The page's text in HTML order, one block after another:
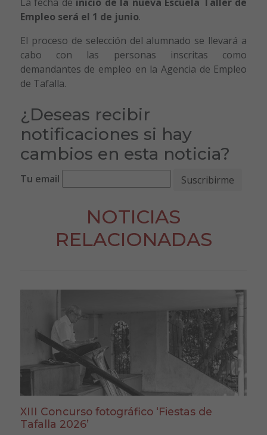
Empleo será el 1 de junio.
El proceso de selección del alumnado se llevará a
cabo con las personas inscritas como
demandantes de empleo en la Agencia de Empleo
de Tafalla.
¿Deseas recibir
notificaciones si hay
cambios en esta noticia?
Tu email
NOTICIAS
RELACIONADAS
XIII Concurso fotográfico ‘Fiestas de
Tafalla 2026’